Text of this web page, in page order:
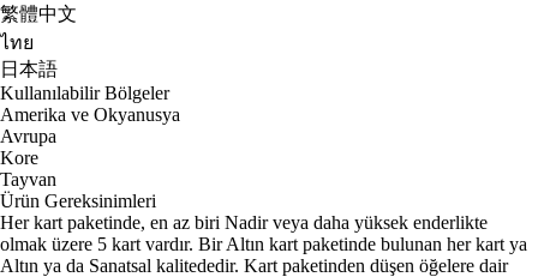
繁體中文
ไทย
日本語
Kullanılabilir Bölgeler
Amerika ve Okyanusya
Avrupa
Kore
Tayvan
Ürün Gereksinimleri
Her kart paketinde, en az biri Nadir veya daha yüksek enderlikte
olmak üzere 5 kart vardır. Bir Altın kart paketinde bulunan her kart ya
Altın ya da Sanatsal kalitededir. Kart paketinden düşen öğelere dair